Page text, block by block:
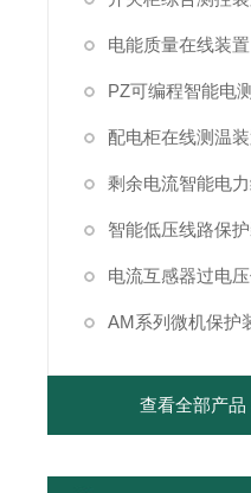
电能质量在线装置
PZ可编程智能电
配电柜在线测温
剩余电流智能电
智能低压线路保
电流互感器过电
AM系列微机保护
查看全部产品